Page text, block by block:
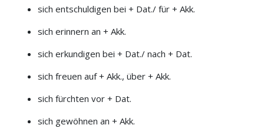
sich entschuldigen bei + Dat./ für + Akk.
sich erinnern an + Akk.
sich erkundigen bei + Dat./ nach + Dat.
sich freuen auf + Akk., über + Akk.
sich fürchten vor + Dat.
sich gewöhnen an + Akk.